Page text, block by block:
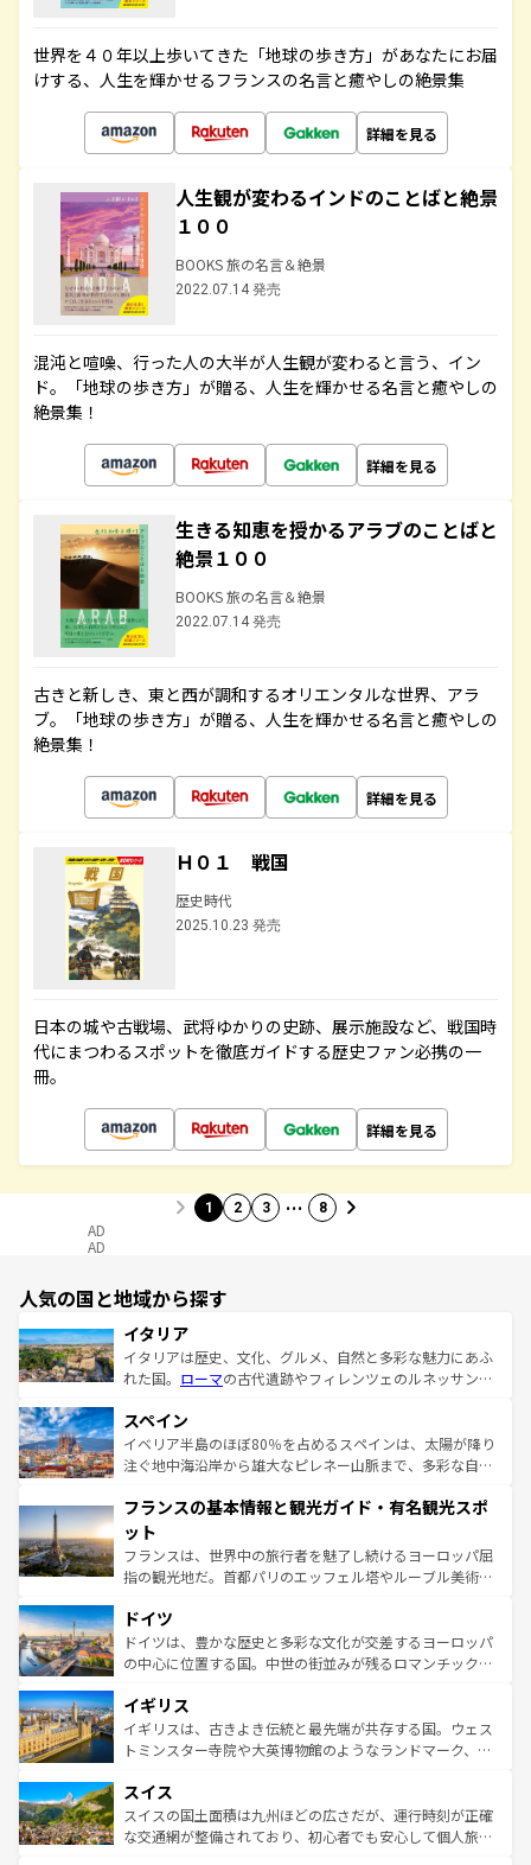
世界を４０年以上歩いてきた「地球の歩き方」があなたにお届
けする、人生を輝かせるフランスの名言と癒やしの絶景集
詳細を見る
人生観が変わるインドのことばと絶景
１００
BOOKS 旅の名言＆絶景
2022.07.14 発売
混沌と喧噪、行った人の大半が人生観が変わると言う、イン
ド。「地球の歩き方」が贈る、人生を輝かせる名言と癒やしの
絶景集！
詳細を見る
生きる知恵を授かるアラブのことばと
絶景１００
BOOKS 旅の名言＆絶景
2022.07.14 発売
古きと新しき、東と西が調和するオリエンタルな世界、アラ
ブ。「地球の歩き方」が贈る、人生を輝かせる名言と癒やしの
絶景集！
詳細を見る
Ｈ０１ 戦国
歴史時代
2025.10.23 発売
日本の城や古戦場、武将ゆかりの史跡、展示施設など、戦国時
代にまつわるスポットを徹底ガイドする歴史ファン必携の一
冊。
詳細を見る
1 2 3 … 8
AD
AD
人気の国と地域から探す
イタリア
イタリアは歴史、文化、グルメ、自然と多彩な魅力にあふ
れた国。 ローマの古代遺跡やフィレンツェのルネッサンス
ろん、トスカーナの美しい田園風景やアマルフィ海岸の絶
景など、自然景観も見逃せない。観光の合間には、本場の
ピザやパスタなど、絶品のイタリア料理を堪能することも
ませてくれるイタリアで、忘れられない旅をしてみよう！
なお、新着のイタリア情報は
しい。
スペイン
イベリア半島のほぼ80％を占めるスペインは、太陽が降り
注ぐ地中海沿岸から雄大なピレネー山脈まで、多彩な自然
文化が根付くこの国では、情熱的なフラメンコ、熱気あふ
れる闘牛、そして美味しいタパスが生活の一部となってい
る。首都マドリードの洗練された雰囲気や、バルセロナの
アートに溢れた街角から、地方では古代ローマ遺跡や中世
せる。地方によって風土や気候が異なるスペインはその個
性で訪れる人を魅了する。 なお、新着のスペイン情報は コ
ンテンツ一覧を参照してほしい。
フランスの基本情報と観光ガイド・有名観光スポ
ット
フランスは、世界中の旅行者を魅了し続けるヨーロッパ屈
指の観光地だ。首都パリのエッフェル塔やルーブル美術館
で、幅広い魅力が詰まっている。華麗な宮殿、歴史的な大
聖堂、美しいビーチ、そして豊かな自然が、訪れる者を心
から魅了する。また、フランスは美食の国としても知ら
いる。シャンパンの発祥地であるランス、プロヴァンスの
香り高いラベンダー畑など、多彩な楽しみ方が可能だ。さ
らに、パリ以外の地域にも魅力が溢れており、どの街角に
れる地方に足を運ぶとそれぞれで全く異なる文化を体験で
きるだろう。 なお、新着のフランス情報はコンテンツ一覧
を参照してほしい。
ドイツ
ドイツは、豊かな歴史と多彩な文化が交差するヨーロッパ
の中心に位置する国。中世の街並みが残るロマンチック街
顔を持つこの国は、どこを歩いても飽きることがない。ベ
ルリンの文化的活気、バイエルン州のアルプスの絶景、そ
してライン川沿いのワイン畑といった風景は必見。ビール
は、お酒好きな人にはぜひ体験してほしい。 なお、新着の
ドイツ情報はコンテンツ一覧を参照してほしい。
イギリス
イギリスは、古きよき伝統と最先端が共存する国。ウェス
トミンスター寺院や大英博物館のようなランドマーク、歴
リアごとに異なる魅力がある。また、優雅なアフタヌーン
ティー、ビール好きにはたまらない英国パブ、サッカー観
戦など、本場だからこそできる体験も豊富。イギリスを旅
スイス
スイスの国土面積は九州ほどの広さだが、運行時刻が正確
な交通網が整備されており、初心者でも安心して個人旅行